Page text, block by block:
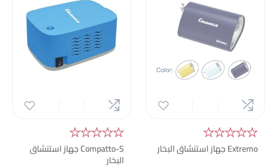
★★★★★
Extremo جهاز استنشاق البخار
★★★★★
Compatto-S جهاز استنشاق
البخار